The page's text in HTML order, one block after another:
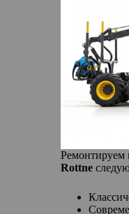
Ремонтируем
Rottne